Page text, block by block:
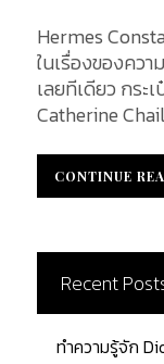
Hermes
ในเรื่องของคว
เลยทีเดียว กระ
Catherine
ตัวดีไซน์กระเป๋
เล็กที่สามารถปรับ
CONTINUE
CONTINUE
Recent
ทำความรู้จัก